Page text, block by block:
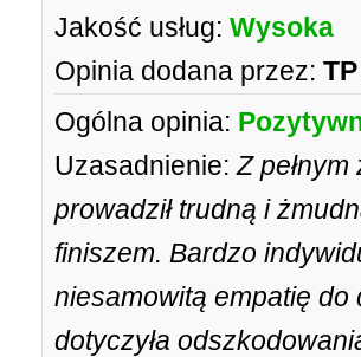
Jakość usług: Wysoka
Opinia dodana przez: TP
Ogólna opinia:
Uzasadnienie: Z
prowadził trudną i
finiszem. Bardzo
niesamowitą empatię do
dotyczyła